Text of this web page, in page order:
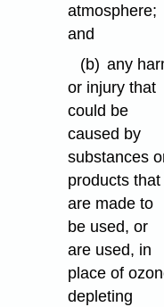
atmosphere;
and
(b) any
or injury that
could be
caused by
substances
products that
are made to
be used, or
are used, in
place of
depleting